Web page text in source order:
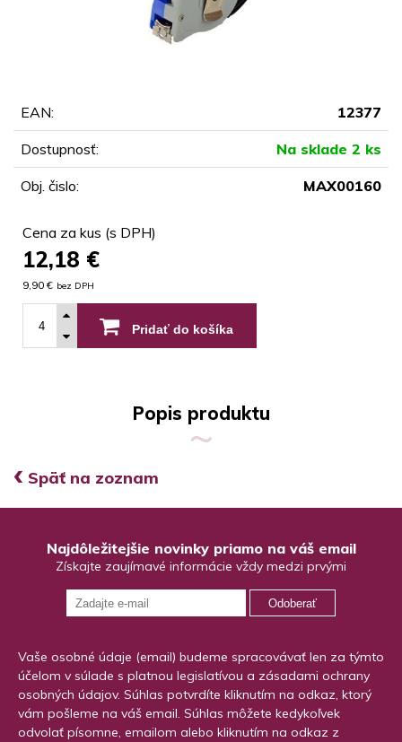
EAN: 12377
Dostupnosť: Na sklade 2 ks
Obj. čislo: MAX00160
Cena za kus (s DPH)
12,18 €
9,90 € bez DPH
Pridať do košíka
Popis produktu
‹ Späť na zoznam
Najdôležitejšie novinky priamo na váš email
Získajte zaujímavé informácie vždy medzi prvými
Odoberať
Vaše osobné údaje (email) budeme spracovávať len za týmto
účelom v súlade s platnou legislatívou a zásadami ochrany
osobných údajov. Súhlas potvrdíte kliknutím na odkaz, ktorý
vám pošleme na váš email. Súhlas môžete kedykoľvek
odvolať písomne, emailom alebo kliknutím na odkaz z